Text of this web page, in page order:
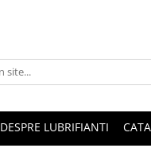
DESPRE LUBRIFIANTI